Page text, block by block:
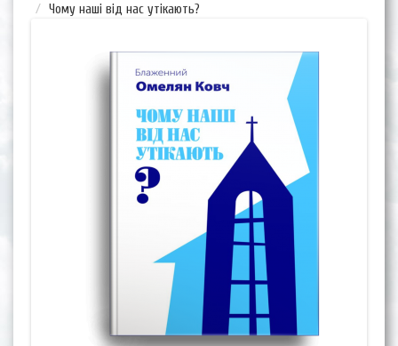
Чому наші від нас утікають?